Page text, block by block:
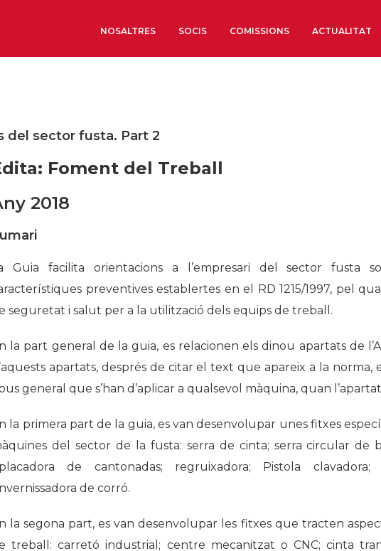
NOSALTRES
Organitzacions sectorials
Història
Galeria de Presidents
Biblioteca Arxiu
SOCIS COMISSIONS ACTUALITAT
del sector fusta. Part 2
Foment del Treball
2018
Guia facilita orientacions a l’empresari del sector fusta
preventives establertes en el RD 1215/1997, pel
seguretat i salut per a la utilització dels equips de treball.
la part general de la guia, es relacionen els dinou apartats de
apartats, després de citar el text que apareix a la norma,
general que s’han d’aplicar a qualsevol màquina, quan l’apartat
la primera part de la guia, es van desenvolupar unes fitxes
del sector de la fusta: serra de cinta; serra circular de
de cantonadas; regruixadora; Pistola
de corró.
la segona part, es van desenvolupar les fitxes que tracten
treball: carretó industrial; centre mecanitzat o CNC; cinta